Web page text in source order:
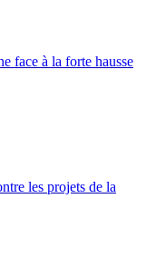
face à la forte hausse
les projets de la